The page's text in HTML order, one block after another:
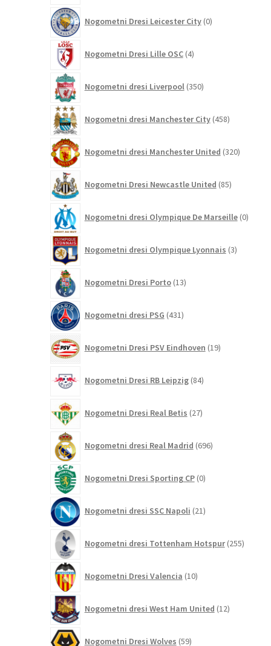
Nogometni Dresi Leicester City 0izdelkov
Nogometni Dresi Lille OSC 4izdelki
Nogometni dresi Liverpool 350izdelkov
Nogometni dresi Manchester City 458izdelkov
Nogometni dresi Manchester United 320izdelkov
Nogometni Dresi Newcastle United 85izdelkov
Nogometni dresi Olympique De Marseille 0
Nogometni dresi Olympique Lyonnais 3izdelki
Nogometni Dresi Porto 13izdelkov
Nogometni dresi PSG 431izdelkov
Nogometni Dresi PSV Eindhoven 19izdelkov
Nogometni Dresi RB Leipzig 84izdelkov
Nogometni Dresi Real Betis 27izdelkov
Nogometni dresi Real Madrid 696izdelkov
Nogometni Dresi Sporting CP 0izdelkov
Nogometni dresi SSC Napoli 21izdelkov
Nogometni dresi Tottenham Hotspur 255
Nogometni Dresi Valencia 10izdelkov
Nogometni dresi West Ham United 12izdelkov
Nogometni Dresi Wolves 59